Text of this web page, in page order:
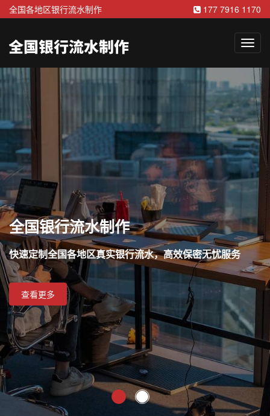
全国各地区银行流水制作 177 7916 1170
NAV
全国银行流水制作
快速定制全国各地区真实银行流水，高效保密无忧服务
查看更多
全国银行流水定制
加急分钟出单，灵活账期，满足多种需求安全专业
查看更多